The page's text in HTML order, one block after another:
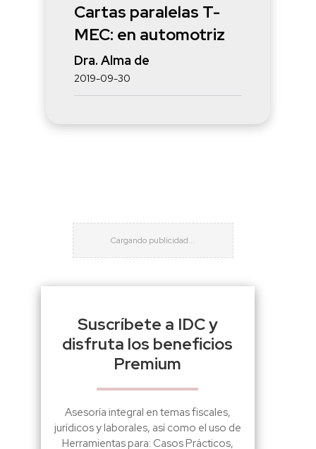
Cartas paralelas T-
MEC: en automotriz
Dra. Alma de
2019-09-30
Suscríbete a IDC y
disfruta los beneficios
Premium
Asesoría integral en temas fiscales,
jurídicos y laborales, así como el uso de
Herramientas para: Casos Prácticos,